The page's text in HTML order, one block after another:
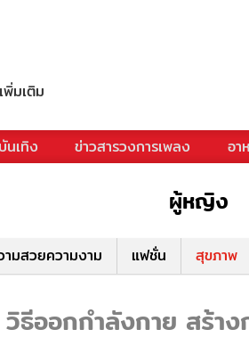
เพิ่มเติม
นเทิง ข่าวสารวงการเพลง อา
ผู้หญิง
ามสวยความงาม แฟชั่น สุขภาพ
ธีออกกำลังกาย สร้า